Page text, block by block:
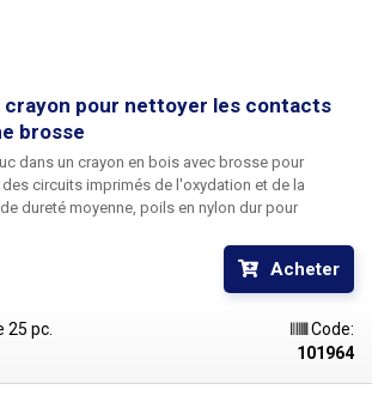
crayon pour nettoyer les contacts
brosse
dans un crayon en bois avec brosse pour
circuits imprimés de l'oxydation et de la
dureté moyenne, poils en nylon dur pour
Convient également comme gomme à
Acheter
25 pc.
Code:
101964